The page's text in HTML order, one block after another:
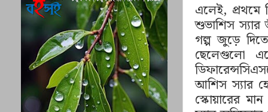
এলেই, প্রথমে
শুভাশিস স্যার
গল্প জুড়ে
ছেলেগুলো
আশিস স্যার
স্কোয়ারের